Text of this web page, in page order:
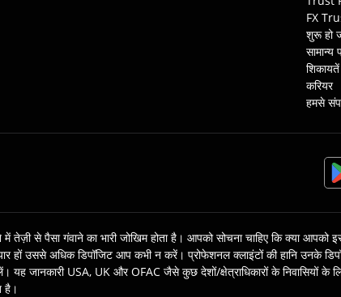
FX
शुरू हो
सामान्य
शिकायतें
करियर
हमसे
तेज़ी से पैसा गंवाने का भारी जोखिम होता है। आपको सोचना चाहिए कि क्‍या
हों उससे अधिक डिपॉजिट आप कभी न करें। प्रोफेशनल क्लाइंटों की हानि उनके
यह जानकारी USA, UK और OFAC जैसे कुछ देशों/क्षेत्राधिकारों के निवासियों के
है।